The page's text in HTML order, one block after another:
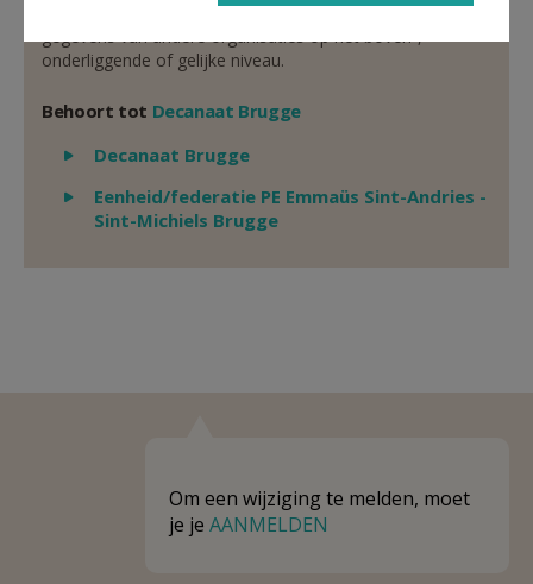
Niet gevonden wat je zocht? Hier vind je links naar de
gegevens van andere organisaties op het boven-,
onderliggende of gelijke niveau.
Behoort tot Decanaat Brugge
Weergeven
Decanaat Brugge
Weergeven
Eenheid/federatie PE Emmaüs Sint-Andries -
Sint-Michiels Brugge
Om een wijziging te melden, moet
je je AANMELDEN